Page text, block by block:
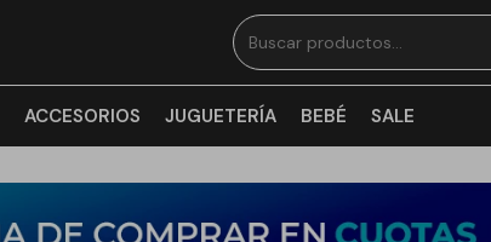
ACCESORIOS JUGUETERÍA BEBÉ SALE